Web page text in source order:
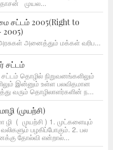
முயல...
சட்டம் 2005(Right to
அரசுகள் அனைத்தும் மக்கள் வரிப...
சட்டம்
தொழில் நிறுவனங்களிலும்
இன்னும் உள்ள பலவிதமான
வரும் தொழிலாளர்களின் ந...
(முயற்சி)
( முயற்சி ) 1. முட்களையும்
பழகிப்போகும். 2. பல
தோல்வி என்றால்...